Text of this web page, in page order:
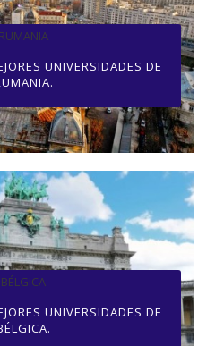
RUMANIA
UNIVERSIDADES DE
BÉLGICA
UNIVERSIDADES DE